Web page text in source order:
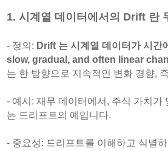
1. 시계열 데이터에서의 Drift 란
- 정의: Drift 는 시계열 데이터가 시간
slow, gradual, and often linear
는 한 방향으로 지속적인 변화 경향,
- 예시: 재무 데이터에서, 주식 가치
는 드리프트의 예입니다.
- 중요성: 드리프트를 이해하고 식별